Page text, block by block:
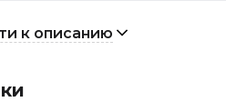
к описанию